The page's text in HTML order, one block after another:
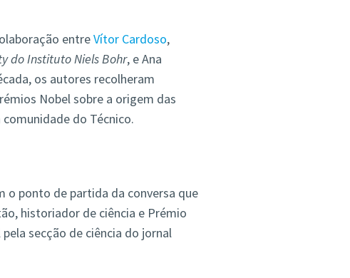
entreVítor Cardoso,
do Instituto Niels Bohr, e Ana
os autores recolheram
Nobel sobre a origem das
do Técnico.
ponto de partida da conversa que
historiador de ciência e Prémio
secção de ciência do jornal